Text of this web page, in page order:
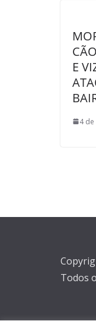
E
4
Todos